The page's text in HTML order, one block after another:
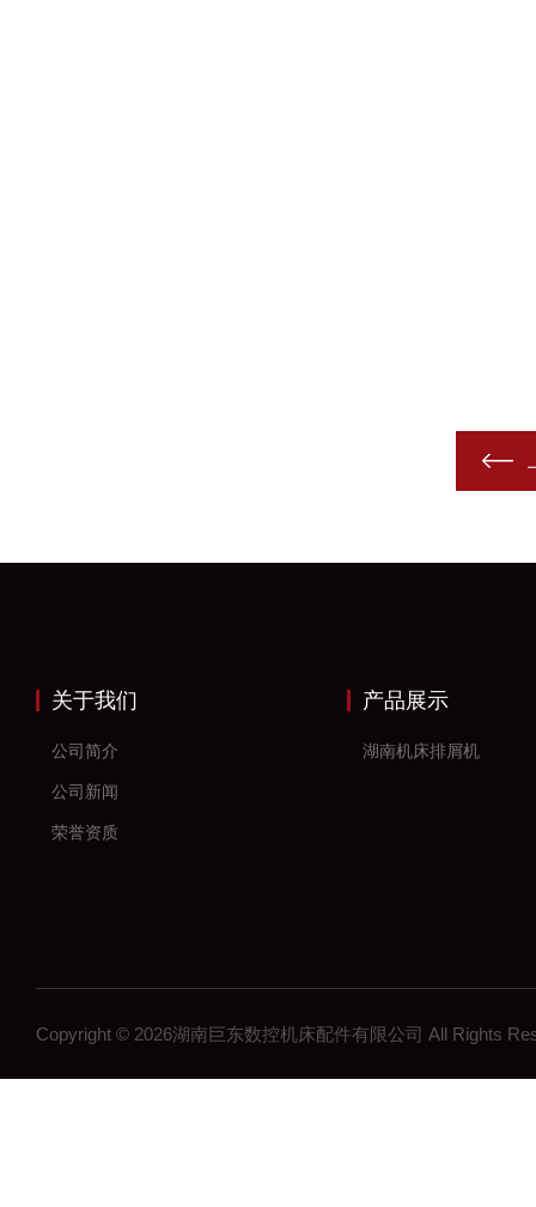
关于我们
公司简介
公司新闻
荣誉资质
产品展示
湖南机床排屑机
Copyright © 2026湖南巨东数控机床配件有限公司 All Rights